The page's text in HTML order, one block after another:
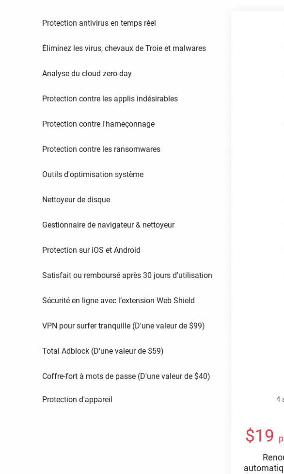
Protection antivirus en temps réel
Éliminez les virus, chevaux de Troie et malwares
Analyse du cloud zero-day
Protection contre les applis indésirables
Protection contre l'hameçonnage
Protection contre les ransomwares
Outils d'optimisation système
Nettoyeur de disque
Gestionnaire de navigateur & nettoyeur
Protection sur iOS et Android
Satisfait ou remboursé après 30 jours d'utilisation
Sécurité en ligne avec l’extension Web Shield
VPN pour surfer tranquille (D'une valeur de $99)
Total Adblock (D'une valeur de $59)
Coffre-fort à mots de passe (D'une valeur de $40)
Protection d'appareil 4
$19